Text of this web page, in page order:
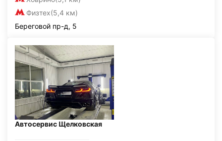
Физтех(5,4 км)
Береговой пр-д, 5
Автосервис Щелковская